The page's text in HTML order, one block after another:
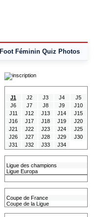
Foot Féminin Quiz Photos
J1
J2 J3 J4
J5
J6
J7 J8 J9
J10
J11
J12 J13 J14
J15
J16
J17 J18 J19
J20
J21
J22 J23 J24
J25
J26
J27 J28 J29
J30
J31
J32 J33 J34
Ligue des champions
Ligue Europa
Coupe de France
Coupe de la Ligue